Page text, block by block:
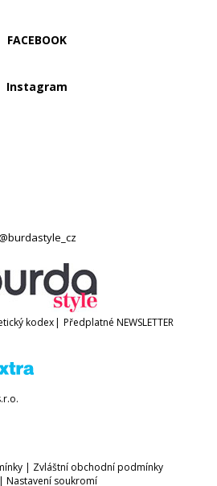
FACEBOOK
Instagram
kodex| Předplatné NEWSLETTER
| Zvláštní obchodní podmínky
| Nastavení soukromí